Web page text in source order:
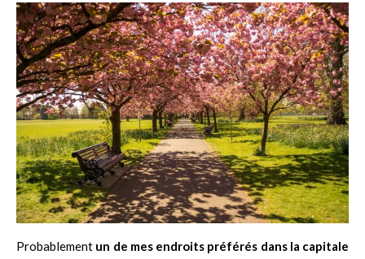
Probablement un de mes endroits préférés dans la capitale